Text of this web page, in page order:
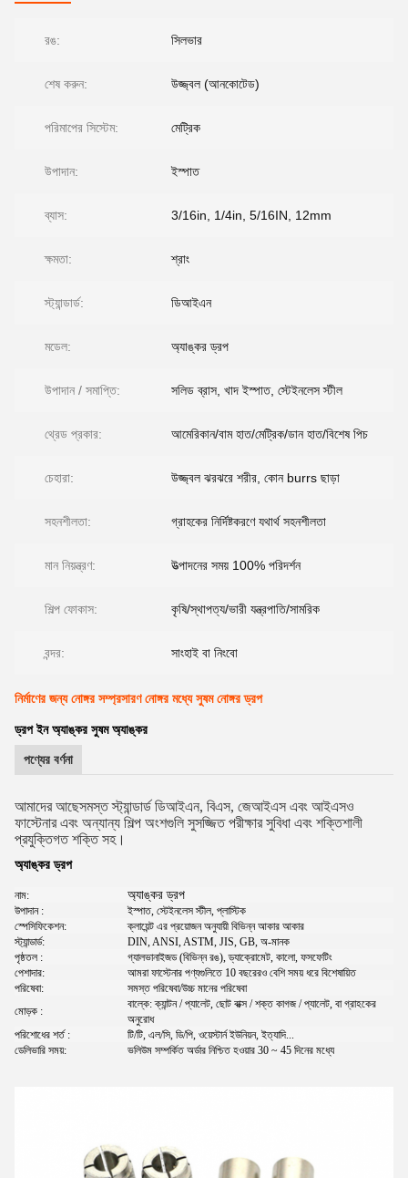
রঙ: সিলভার
শেষ করুন: উজ্জ্বল (আনকোটেড)
পরিমাপের সিস্টেম: মেট্রিক
উপাদান: ইস্পাত
ব্যাস: 3/16in, 1/4in, 5/16IN, 12mm
ক্ষমতা: শ্রাং
স্ট্যান্ডার্ড: ডিআইএন
মডেল: অ্যাঙ্কর ড্রপ
উপাদান / সমাপ্তি: সলিড ব্রাস, খাদ ইস্পাত, স্টেইনলেস স্টীল
থ্রেড প্রকার: আমেরিকান/বাম হাত/মেট্রিক/ডান হাত/বিশেষ পিচ
চেহারা: উজ্জ্বল ঝরঝরে শরীর, কোন burrs ছাড়া
সহনশীলতা: গ্রাহকের নির্দিষ্টকরণে যথার্থ সহনশীলতা
মান নিয়ন্ত্রণ: উত্পাদনের সময় 100% পরিদর্শন
শিল্প ফোকাস: কৃষি/স্থাপত্য/ভারী যন্ত্রপাতি/সামরিক
বন্দর: সাংহাই বা নিংবো
নির্মাণের জন্য নোঙ্গর সম্প্রসারণ নোঙ্গর মধ্যে সুষম নোঙ্গর ড্রপ
ড্রপ ইন অ্যাঙ্কর সুষম অ্যাঙ্কর
পণ্যের বর্ণনা
আমাদের আছেসমস্ত স্ট্যান্ডার্ড ডিআইএন, বিএস, জেআইএস এবং আইএসও
ফাস্টেনার এবং অন্যান্য শিল্প অংশগুলি সুসজ্জিত পরীক্ষার সুবিধা এবং শক্তিশালী
প্রযুক্তিগত শক্তি সহ।
অ্যাঙ্কর ড্রপ
নাম: অ্যাঙ্কর ড্রপ
উপাদান :
ইস্পাত, স্টেইনলেস স্টীল, প্লাস্টিক
স্পেসিফিকেশন:
ক্লায়েন্ট এর প্রয়োজন অনুযায়ী বিভিন্ন আকার আকার
স্ট্যান্ডার্ড:
DIN, ANSI, ASTM, JIS, GB, অ-মানক
পৃষ্ঠতল :
গ্যালভানাইজড (বিভিন্ন রঙ), ড্যাক্রোমেট, কালো, ফসফেটিং
পেশাদার:
আমরা ফাস্টেনার পণ্যগুলিতে 10 বছরেরও বেশি সময় ধরে বিশেষায়িত
পরিষেবা:
সমস্ত পরিষেবা/উচ্চ মানের পরিষেবা
মোড়ক :
বাল্কে: ক্যান্টন / প্যালেট, ছোট বাক্স / শক্ত কাগজ / প্যালেট, বা গ্রাহকের
অনুরোধ
পরিশোধের শর্ত :
টি/টি, এল/সি, ডি/পি, ওয়েস্টার্ন ইউনিয়ন, ইত্যাদি...
ডেলিভারি সময়:
ভলিউম সম্পর্কিত অর্ডার নিশ্চিত হওয়ার 30 ~ 45 দিনের মধ্যে